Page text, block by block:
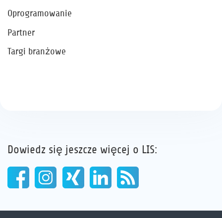
Oprogramowanie
Partner
Targi branżowe
Dowiedz się jeszcze więcej o LIS: